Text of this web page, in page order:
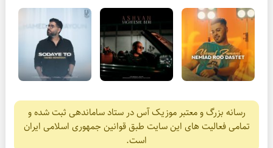
رسانه بزرگ و معتبر موزیک آس در ستاد ساماندهی ثبت شده و
تمامی فعالیت های این سایت طبق قوانین جمهوری اسلامی ایران
است.